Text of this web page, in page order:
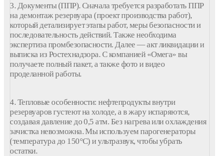
3. Документы (ППР). Сначала требуется разработать ППР
на демонтаж резервуара (проект производства работ),
который детализирует этапы работ, меры безопасности и
последовательность действий. Также необходима
экспертиза промбезопасности. Далее — акт ликвидации и
выписка из Ростехнадзора. С компанией «Омега» вы
получаете полный пакет, а также фото и видео
проделанной работы.
4. Тепловые особенности: нефтепродукты внутри
резервуаров густеют на холоде, а в жару испаряются,
создавая давление до 0,5 атм. Без нагрева или охлаждения
зачистка невозможна. Мы используем парогенераторы
(температура до 150°C) и ультразвук, чтобы убрать
остатки.